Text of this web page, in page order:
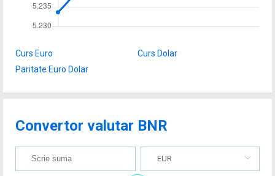
Curs Euro
Curs Dolar
Paritate Euro Dolar
Convertor valutar BNR
EUR